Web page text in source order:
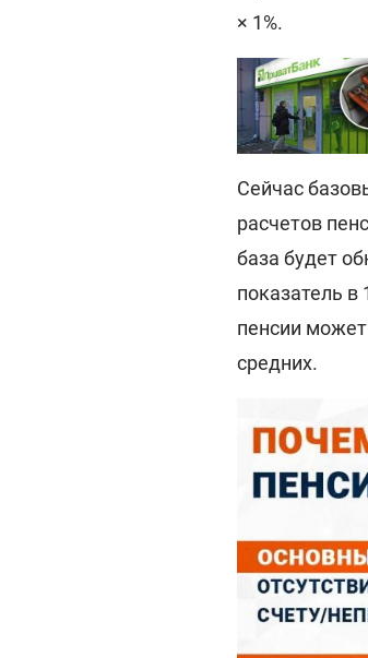
× 1%.
Сейчас
расчетов
база будет
показатель
пенсии
средних.